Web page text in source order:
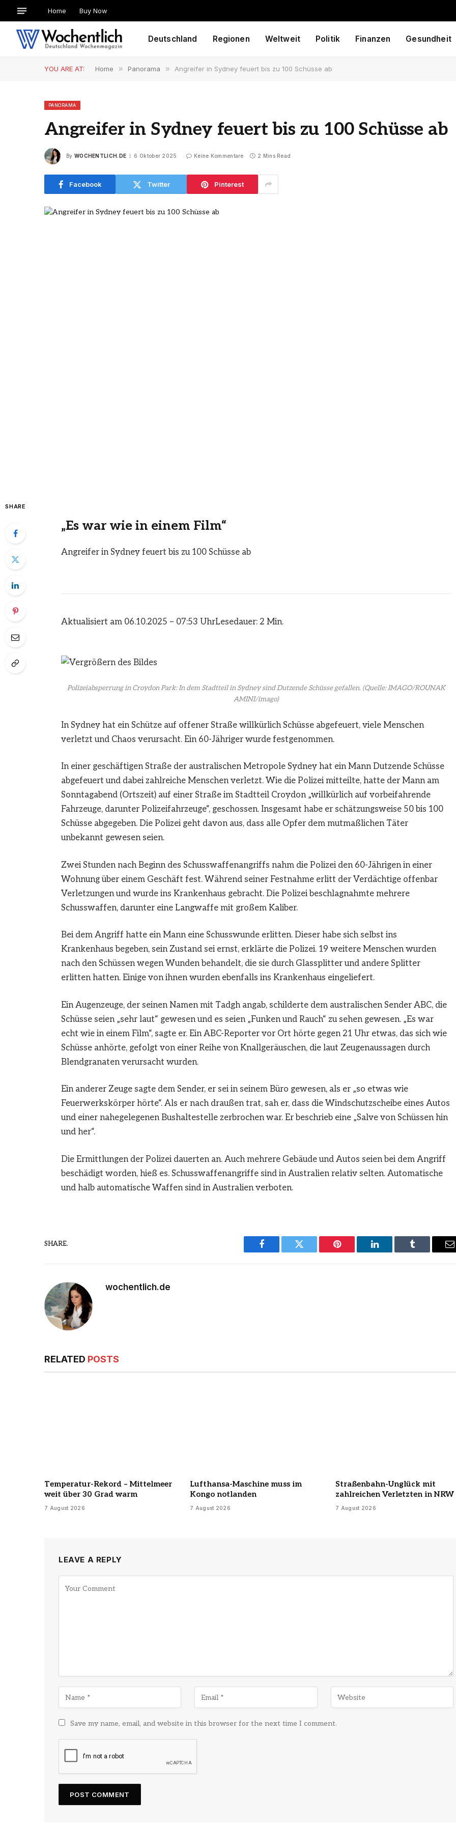
Home Buy Now
Deutschland Regionen Weltweit Politik Finanzen Gesundheit
YOU ARE AT: Home » Panorama » Angreifer in Sydney feuert bis zu 100 Schüsse ab
PANORAMA
Angreifer in Sydney feuert bis zu 100 Schüsse ab
By WOCHENTLICH.DE 6 Oktober 2025 Keine Kommentare 2 Mins Read
Facebook Twitter Pinterest
SHARE
„Es war wie in einem Film“
Angreifer in Sydney feuert bis zu 100 Schüsse ab
Aktualisiert am 06.10.2025 – 07:53 UhrLesedauer: 2 Min.
Polizeiabsperrung in Croydon Park: In dem Stadtteil in Sydney sind Dutzende Schüsse gefallen. (Quelle: IMAGO/ROUNAK
AMINI/imago)
In Sydney hat ein Schütze auf offener Straße willkürlich Schüsse abgefeuert, viele Menschen
verletzt und Chaos verursacht. Ein 60-Jähriger wurde festgenommen.
In einer geschäftigen Straße der australischen Metropole Sydney hat ein Mann Dutzende Schüsse
abgefeuert und dabei zahlreiche Menschen verletzt. Wie die Polizei mitteilte, hatte der Mann am
Sonntagabend (Ortszeit) auf einer Straße im Stadtteil Croydon „willkürlich auf vorbeifahrende
Fahrzeuge, darunter Polizeifahrzeuge“, geschossen. Insgesamt habe er schätzungsweise 50 bis 100
Schüsse abgegeben. Die Polizei geht davon aus, dass alle Opfer dem mutmaßlichen Täter
unbekannt gewesen seien.
Zwei Stunden nach Beginn des Schusswaffenangriffs nahm die Polizei den 60-Jährigen in einer
Wohnung über einem Geschäft fest. Während seiner Festnahme erlitt der Verdächtige offenbar
Verletzungen und wurde ins Krankenhaus gebracht. Die Polizei beschlagnahmte mehrere
Schusswaffen, darunter eine Langwaffe mit großem Kaliber.
Bei dem Angriff hatte ein Mann eine Schusswunde erlitten. Dieser habe sich selbst ins
Krankenhaus begeben, sein Zustand sei ernst, erklärte die Polizei. 19 weitere Menschen wurden
nach den Schüssen wegen Wunden behandelt, die sie durch Glassplitter und andere Splitter
erlitten hatten. Einige von ihnen wurden ebenfalls ins Krankenhaus eingeliefert.
Ein Augenzeuge, der seinen Namen mit Tadgh angab, schilderte dem australischen Sender ABC, die
Schüsse seien „sehr laut“ gewesen und es seien „Funken und Rauch“ zu sehen gewesen. „Es war
echt wie in einem Film“, sagte er. Ein ABC-Reporter vor Ort hörte gegen 21 Uhr etwas, das sich wie
Schüsse anhörte, gefolgt von einer Reihe von Knallgeräuschen, die laut Zeugenaussagen durch
Blendgranaten verursacht wurden.
Ein anderer Zeuge sagte dem Sender, er sei in seinem Büro gewesen, als er „so etwas wie
Feuerwerkskörper hörte“. Als er nach draußen trat, sah er, dass die Windschutzscheibe eines Autos
und einer nahegelegenen Bushaltestelle zerbrochen war. Er beschrieb eine „Salve von Schüssen hin
und her“.
Die Ermittlungen der Polizei dauerten an. Auch mehrere Gebäude und Autos seien bei dem Angriff
beschädigt worden, hieß es. Schusswaffenangriffe sind in Australien relativ selten. Automatische
und halb automatische Waffen sind in Australien verboten.
SHARE.
Facebook Twitter Pinterest LinkedIn Tumblr
wochentlich.de
RELATED POSTS
Temperatur-Rekord – Mittelmeer
weit über 30 Grad warm
7 August 2026
Lufthansa-Maschine muss im
Kongo notlanden
7 August 2026
Straßenbahn-Unglück mit
zahlreichen Verletzten in NRW
7 August 2026
LEAVE A REPLY
Save my name, email, and website in this browser for the next time I comment.